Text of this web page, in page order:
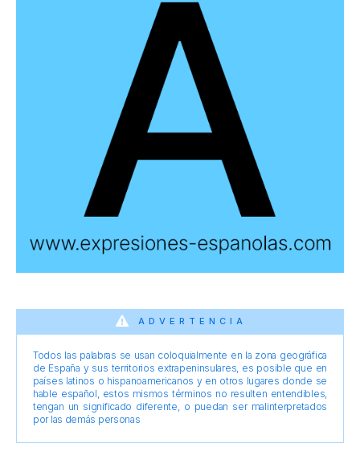
ADVERTENCIA
Todos las palabras se usan coloquialmente en la zona geográfica
de España y sus territorios extrapeninsulares, es posible que en
países latinos o hispanoamericanos y en otros lugares donde se
hable español, estos mismos términos no resulten entendibles,
tengan un significado diferente, o puedan ser malinterpretados
por las demás personas